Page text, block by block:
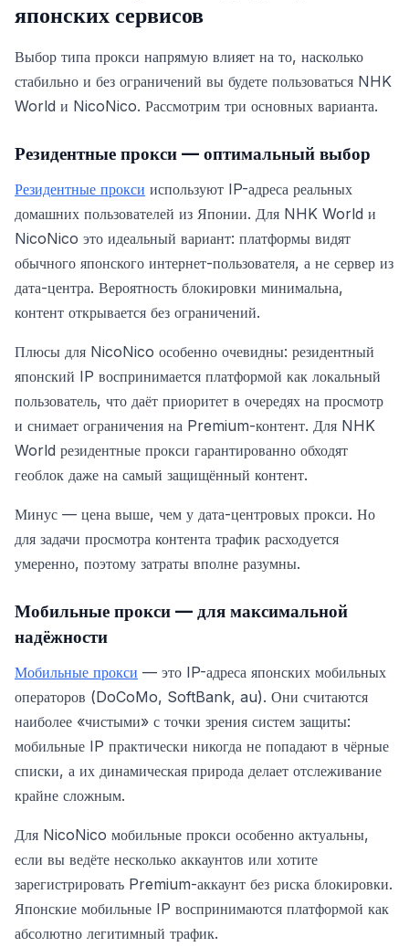
японских сервисов
Выбор типа прокси напрямую влияет на то, насколько
стабильно и без ограничений вы будете пользоваться NHK
World и NicoNico. Рассмотрим три основных варианта.
Резидентные прокси — оптимальный выбор
Резидентные прокси используют IP-адреса реальных
домашних пользователей из Японии. Для NHK World и
NicoNico это идеальный вариант: платформы видят
обычного японского интернет-пользователя, а не сервер из
дата-центра. Вероятность блокировки минимальна,
контент открывается без ограничений.
Плюсы для NicoNico особенно очевидны: резидентный
японский IP воспринимается платформой как локальный
пользователь, что даёт приоритет в очередях на просмотр
и снимает ограничения на Premium-контент. Для NHK
World резидентные прокси гарантированно обходят
геоблок даже на самый защищённый контент.
Минус — цена выше, чем у дата-центровых прокси. Но
для задачи просмотра контента трафик расходуется
умеренно, поэтому затраты вполне разумны.
Мобильные прокси — для максимальной
надёжности
Мобильные прокси — это IP-адреса японских мобильных
операторов (DoCoMo, SoftBank, au). Они считаются
наиболее «чистыми» с точки зрения систем защиты:
мобильные IP практически никогда не попадают в чёрные
списки, а их динамическая природа делает отслеживание
крайне сложным.
Для NicoNico мобильные прокси особенно актуальны,
если вы ведёте несколько аккаунтов или хотите
зарегистрировать Premium-аккаунт без риска блокировки.
Японские мобильные IP воспринимаются платформой как
абсолютно легитимный трафик.